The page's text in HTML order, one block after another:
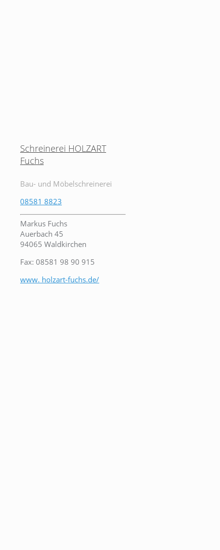
Schreinerei HOLZART
Fuchs
Bau- und Möbelschreinerei
08581 8823
Markus Fuchs
Auerbach 45
94065 Waldkirchen
Fax: 08581 98 90 915
www. holzart-fuchs.de/